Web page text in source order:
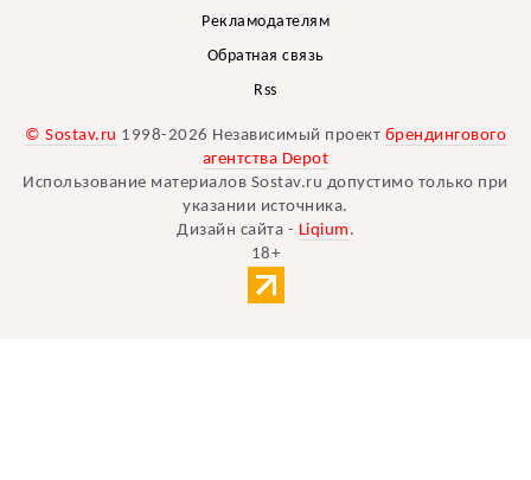
Рекламодателям
Обратная связь
Rss
© Sostav.ru 1998-2026 Независимый проект брендингового
агентства Depot
Использование материалов Sostav.ru допустимо только при
указании источника.
Дизайн сайта - Liqium .
18+